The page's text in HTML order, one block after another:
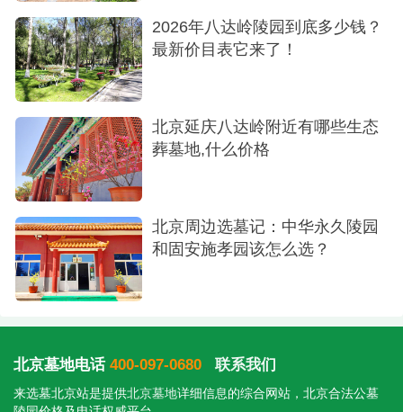
务，成为了众多家庭选择生命终点归宿的理想之
地。在这里，逝者得以在自然的怀抱中安息，家属
也能在缅怀与悼念中感受到温暖与慰藉。无论是花
坛葬还是树葬，都能为逝者提供一个安详、美丽的
安息之地。
2026年八达岭陵园到底多少钱？
最新价目表它来了！
北京延庆八达岭附近有哪些生态
葬墓地,什么价格
北京周边选墓记：中华永久陵园
和固安施孝园该怎么选？
北京墓地电话 400-097-0680 联系我们
来选墓北京站是提供北京墓地详细信息的综合网站，北京合法公墓